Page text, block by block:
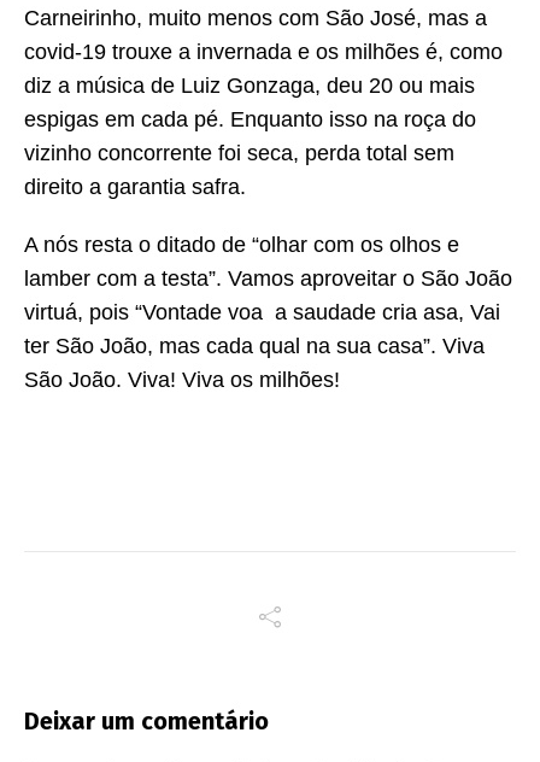
Carneirinho, muito menos com São José, mas a
covid-19 trouxe a invernada e os milhões é, como
diz a música de Luiz Gonzaga, deu 20 ou mais
espigas em cada pé. Enquanto isso na roça do
vizinho concorrente foi seca, perda total sem
direito a garantia safra.
A nós resta o ditado de “olhar com os olhos e
lamber com a testa”. Vamos aproveitar o São João
virtuá, pois “Vontade voa a saudade cria asa, Vai
ter São João, mas cada qual na sua casa”. Viva
São João. Viva! Viva os milhões!
Deixar um comentário